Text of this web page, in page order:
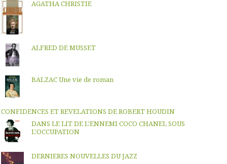
AGATHA CHRISTIE
ALFRED DE MUSSET
BALZAC Une vie de roman
CONFIDENCES ET REVELATIONS DE ROBERT HOUDIN
DANS LE LIT DE L'ENNEMI COCO CHANEL SOUS
L'OCCUPATION
DERNIERES NOUVELLES DU JAZZ